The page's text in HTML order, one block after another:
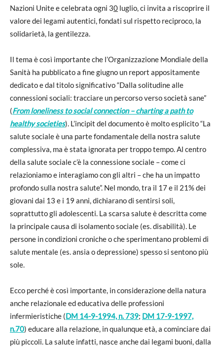
Nazioni Unite e celebrata ogni 30 luglio, ci invita a riscoprire il
valore dei legami autentici, fondati sul rispetto reciproco, la
solidarietà, la gentilezza.
Il tema è così importante che l’Organizzazione Mondiale della
Sanità ha pubblicato a fine giugno un report appositamente
dedicato e dal titolo significativo “Dalla solitudine alle
connessioni sociali: tracciare un percorso verso società sane”
(From loneliness to social connection – charting a path to
healthy societies). L’incipit del documento è molto esplicito “La
salute sociale è una parte fondamentale della nostra salute
complessiva, ma è stata ignorata per troppo tempo. Al centro
della salute sociale c’è la connessione sociale – come ci
relazioniamo e interagiamo con gli altri – che ha un impatto
profondo sulla nostra salute”. Nel mondo, tra il 17 e il 21% dei
giovani dai 13 e i 19 anni, dichiarano di sentirsi soli,
soprattutto gli adolescenti. La scarsa salute è descritta come
la principale causa di isolamento sociale (es. disabilità). Le
persone in condizioni croniche o che sperimentano problemi di
salute mentale (es. ansia o depressione) spesso si sentono più
sole.
Ecco perché è così importante, in considerazione della natura
anche relazionale ed educativa delle professioni
infermieristiche (DM 14-9-1994, n. 739; DM 17-9-1997,
n.70) educare alla relazione, in qualunque età, a cominciare dai
più piccoli. La salute infatti, nasce anche dai legami buoni, dalla